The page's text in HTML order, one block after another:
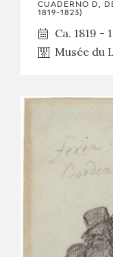
CUADERNO D,
1819-1823)
Ca. 1819 -
Musée du